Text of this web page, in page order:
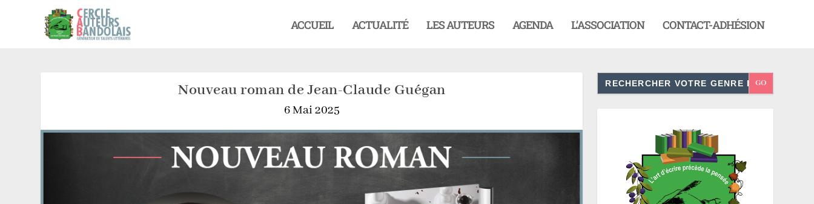
ACCUEIL ACTUALITÉ LES AUTEURS AGENDA L’ASSOCIATION CONTACT-ADHÉSION
Nouveau roman de Jean-Claude Guégan
6 Mai 2025
Search
for: